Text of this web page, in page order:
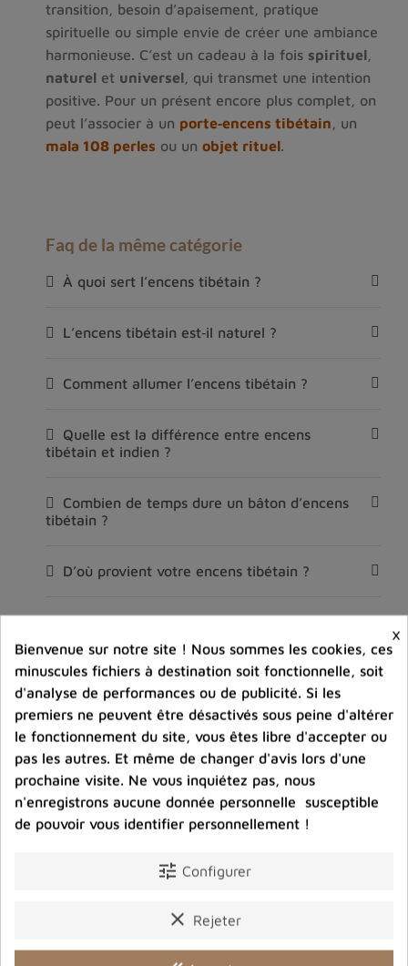
transition, besoin d’apaisement, pratique
spirituelle ou simple envie de créer une ambiance
harmonieuse. C’est un cadeau à la fois spirituel
naturel et universel , qui transmet une intention
positive. Pour un présent encore plus complet, on
peut l’associer à un porte‑encens tibétain
mala 108 perles ou un objet rituel.
Faq de la même catégorie
À quoi sert l’encens tibétain ?
L’encens tibétain est‑il naturel ?
Comment allumer l’encens tibétain ?
Quelle est la différence entre encens
tibétain et indien ?
Combien de temps dure un bâton d’encens
tibétain ?
D’où provient votre encens tibétain ?
Est‑ce que l’encens tibétain est sans danger
Pourquoi certains bâtons sont irréguliers ou
épais ?
Quelle différence entre l'encens tibétain et
bhoutanais ?
L’encens tibétain laisse‑t‑il une odeur forte ?
Comment conserver mon encens tibétain ?
Quel encens choisir pour la méditation ?
×
Bienvenue sur notre site ! Nous sommes les cookies, ces
minuscules fichiers à destination soit fonctionnelle, soit
d'analyse de performances ou de publicité. Si les
premiers ne peuvent être désactivés sous peine d'altérer
le fonctionnement du site, vous êtes libre d'accepter ou
pas les autres. Et même de changer d'avis lors d'une
prochaine visite. Ne vous inquiétez pas, nous
n'enregistrons aucune donnée personnelle susceptible
de pouvoir vous identifier personnellement !
tune Configurer
clear Rejeter